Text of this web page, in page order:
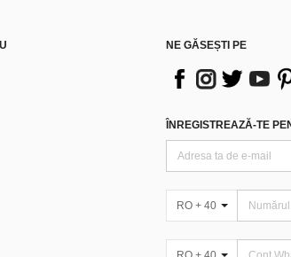
NE GĂSEȘTI PE
ÎNREGISTREAZĂ-TE
RO + 40